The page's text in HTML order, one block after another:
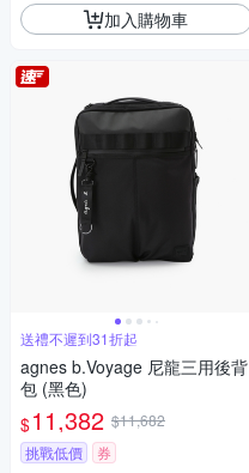
加入購物車
送禮不遲到31折起
agnes b.Voyage 尼龍三用後背
包 (黑色)
$11,382 $11,682
挑戰低價
券